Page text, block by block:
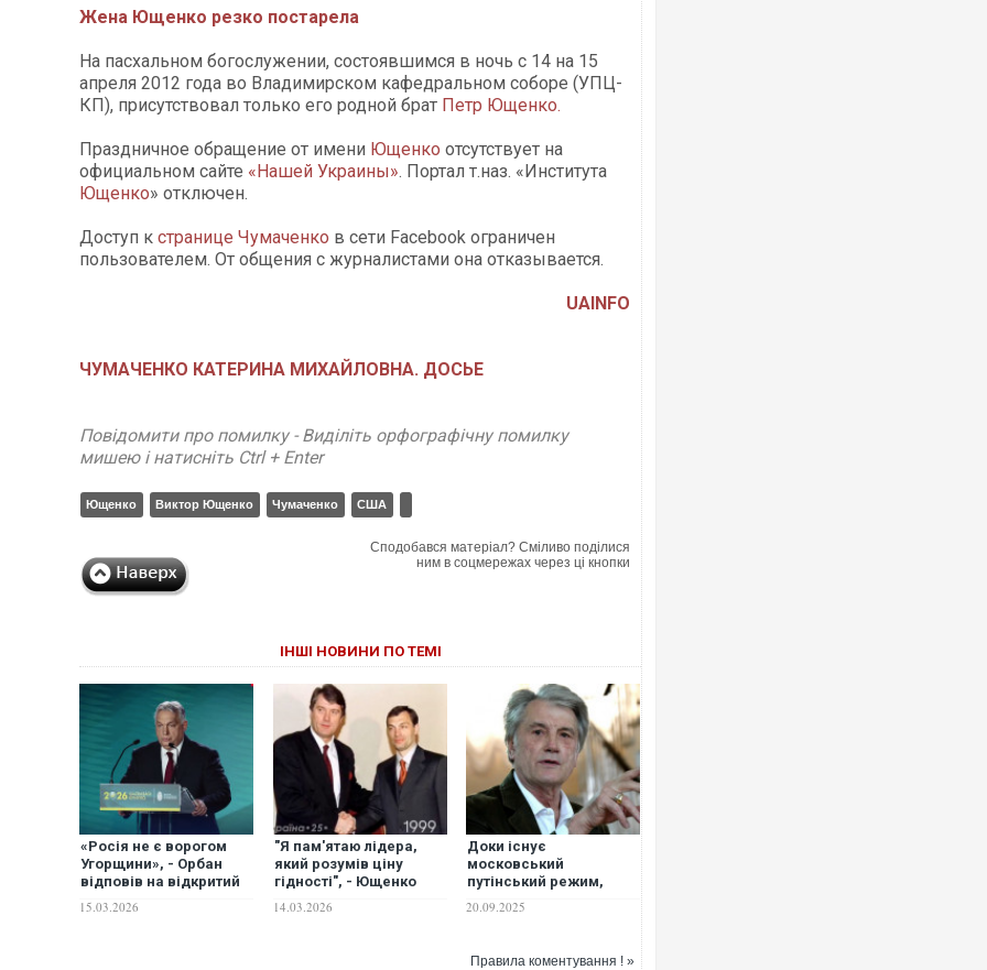
Жена Ющенко резко постарела
На пасхальном богослужении, состоявшимся в ночь с 14 на 15
апреля 2012 года во Владимирском кафедральном соборе (УПЦ-
КП), присутствовал только его родной брат Петр Ющенко.
Праздничное обращение от имени Ющенко отсутствует на
официальном сайте «Нашей Украины». Портал т.наз. «Института
Ющенко» отключен.
Доступ к странице Чумаченко в сети Facеbook ограничен
пользователем. От общения с журналистами она отказывается.
UAINFO
ЧУМАЧЕНКО КАТЕРИНА МИХАЙЛОВНА. ДОСЬЕ
Повідомити про помилку - Виділіть орфографічну помилку
мишею і натисніть Ctrl + Enter
Ющенко Виктор Ющенко Чумаченко США
Сподобався матеріал? Сміливо поділися
ним в соцмережах через ці кнопки
ІНШІ НОВИНИ ПО ТЕМІ
«Росія не є ворогом
Угорщини», - Орбан
відповів на відкритий
15.03.2026
"Я пам'ятаю лідера,
який розумів ціну
гідності", - Ющенко
14.03.2026
Доки існує
московський
путінський режим,
Ющенко
20.09.2025
Правила коментування ! »